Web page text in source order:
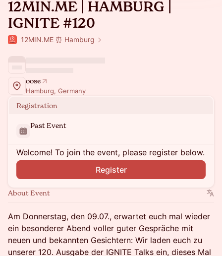
12MIN.ME | HAMBURG |
IGNITE #120
12MIN.ME ⏰ Hamburg
oose
Hamburg, Germany
Registration
Past Event
Welcome! To join the event, please register below.
Register
About Event
Am Donnerstag, den 09.07., erwartet euch mal wieder
ein besonderer Abend voller guter Gespräche mit
neuen und bekannten Gesichtern: Wir laden euch zu
unserer 120. Ausgabe der IGNITE Talks ein, dieses Mal